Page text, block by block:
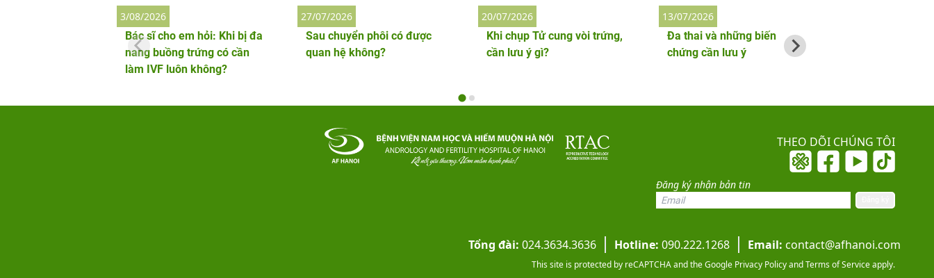
Bác sĩ cho em hỏi: Khi bị đa
nang buồng trứng có cần
làm IVF luôn không?
3/08/2026
Sau chuyển phôi có được
quan hệ không?
27/07/2026
Khi chụp Tử cung vòi trứng,
cần lưu ý gì?
20/07/2026
Đa thai và những biến
chứng cần lưu ý
13/07/2026
THEO DÕI CHÚNG TÔI
Đăng ký nhận bản tin
Tổng đài: 024.3634.3636 Hotline: 090.222.1268 Email: contact@afhanoi.com
This site is protected by reCAPTCHA and the Google Privacy PolicyandTerms of Serviceapply.